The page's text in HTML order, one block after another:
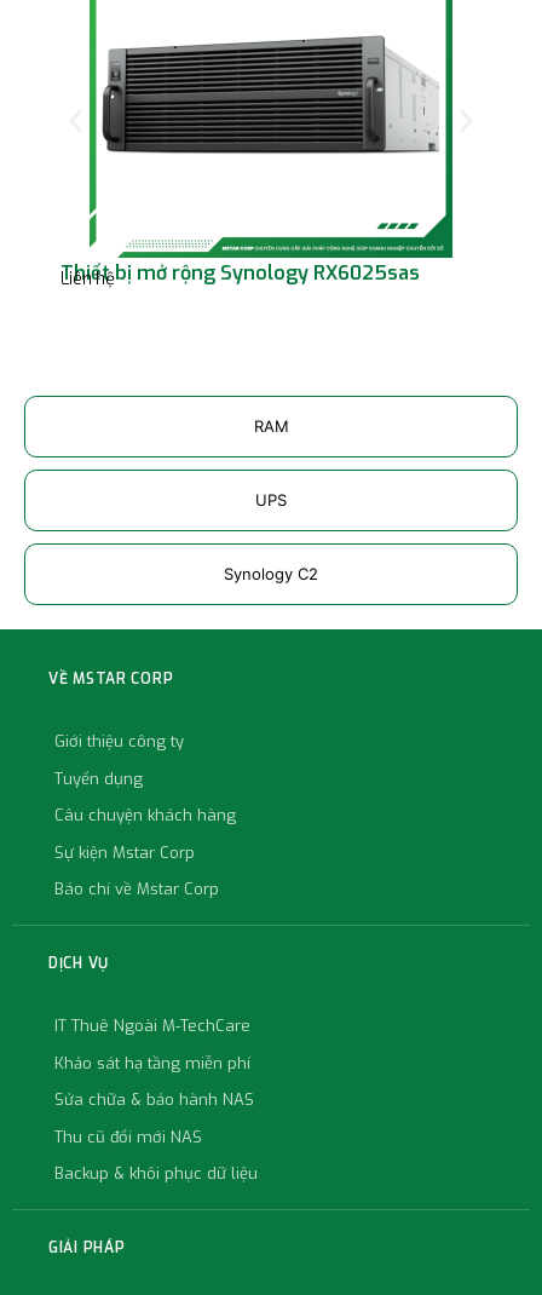
RAM
UPS
Synology C2
Thiết bị mở rộng Synology RX6025sas
Liên hệ
VỀ MSTAR CORP
Giới thiệu công ty
Tuyển dụng
Câu chuyện khách hàng
Sự kiện Mstar Corp
Báo chí về Mstar Corp
DỊCH VỤ
IT Thuê Ngoài M-TechCare
Khảo sát hạ tầng miễn phí
Sửa chữa & bảo hành NAS
Thu cũ đổi mới NAS
Backup & khôi phục dữ liệu
GIẢI PHÁP